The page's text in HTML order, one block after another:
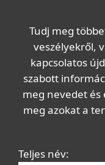
Tudj meg
veszélyekről,
kapcsolatos
szabott
meg nevedet
meg azokat a
Teljes név: